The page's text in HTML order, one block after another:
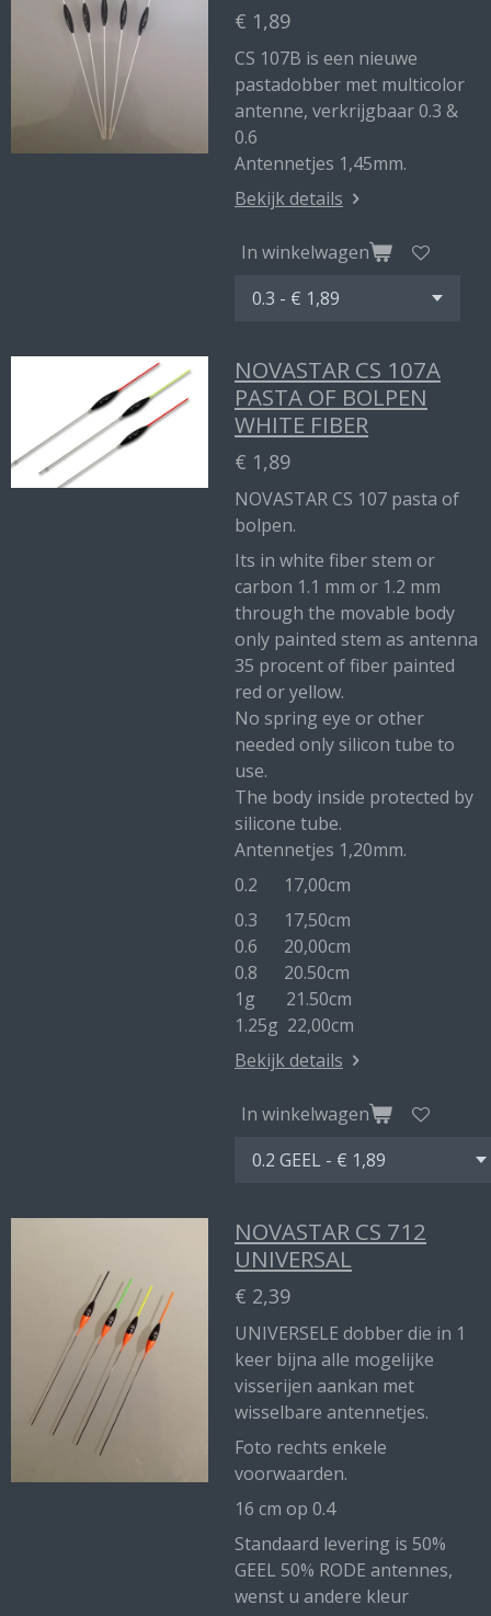
€ 1,89
CS 107B is een nieuwe
pastadobber met multicolor
antenne, verkrijgbaar 0.3 &
0.6
Antennetjes 1,45mm.
Bekijk details
In winkelwagen
NOVASTAR CS 107A
PASTA OF BOLPEN
WHITE FIBER
€ 1,89
NOVASTAR CS 107 pasta of
bolpen.
Its in white fiber stem or
carbon 1.1 mm or 1.2 mm
through the movable body
only painted stem as antenna
35 procent of fiber painted
red or yellow.
No spring eye or other
needed only silicon tube to
use.
The body inside protected by
silicone tube.
Antennetjes 1,20mm.
0.2 17,00cm
0.3 17,50cm
0.6 20,00cm
0.8 20.50cm
1g 21.50cm
1.25g 22,00cm
Bekijk details
In winkelwagen
NOVASTAR CS 712
UNIVERSAL
€ 2,39
UNIVERSELE dobber die in 1
keer bijna alle mogelijke
visserijen aankan met
wisselbare antennetjes.
Foto rechts enkele
voorwaarden.
16 cm op 0.4
Standaard levering is 50%
GEEL 50% RODE antennes,
wenst u andere kleur